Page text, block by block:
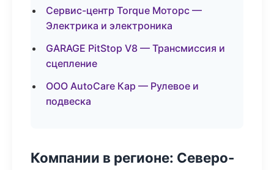
Сервис-центр Torque Моторс —
Электрика и электроника
GARAGE PitStop V8 — Трансмиссия и
сцепление
ООО AutoCare Кар — Рулевое и
подвеска
Компании в регионе: Северо-